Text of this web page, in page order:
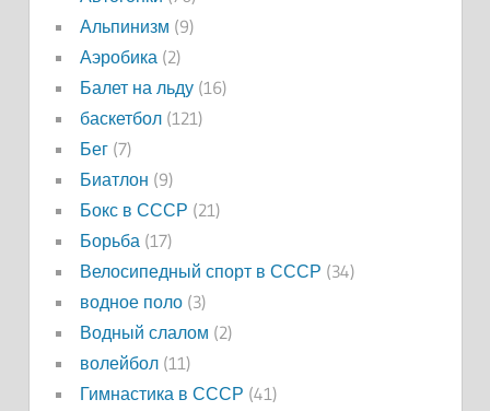
Альпинизм (9)
Аэробика (2)
Балет на льду(16)
баскетбол(121)
Бег(7)
Биатлон (9)
Бокс в СССР (21)
Борьба (17)
Велосипедный спорт в СССР (34)
водное поло(3)
Водный слалом (2)
волейбол(11)
Гимнастика в СССР (41)